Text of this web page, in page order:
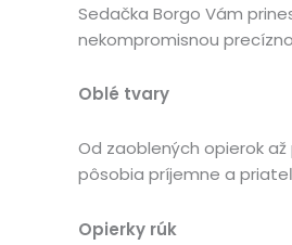
Sedačka Borgo Vám
nekompromisnou
Oblé tvary
Od zaoblených opierok
pôsobia príjemne a
Opierky rúk